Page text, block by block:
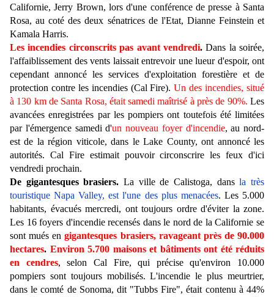
Californie, Jerry Brown, lors d'une conférence de presse à Santa
Rosa, au coté des deux sénatrices de l'Etat, Dianne Feinstein et
Kamala Harris.
Les incendies circonscrits pas avant vendredi.Dans la soirée,
l'affaiblissement des vents laissait entrevoir une lueur d'espoir, ont
cependant annoncé les services d'exploitation forestière et de
protection contre les incendies (Cal Fire).Un des incendies, situé
à 130 km de Santa Rosa, était samedi maîtrisé à près de 90%. Les
avancées enregistrées par les pompiers ont toutefois été limitées
par l'émergence samedi d'un nouveau foyer d'incendie, au nord-
est de la région viticole, dans le Lake County, ont annoncé les
autorités. Cal Fire estimait pouvoir circonscrire les feux d'ici
vendredi prochain.
De gigantesques brasiers. La ville de Calistoga, dansla très
touristique Napa Valley, est l'une des plus menacées. Les 5.000
habitants, évacués mercredi, ont toujours ordre d'éviter la zone.
Les 16 foyers d'incendie recensés dans le nord de la Californie se
sont mués engigantesques brasiers, ravageant près de 90.000
hectares. Environ 5.700 maisons et bâtiments ont été réduits
en cendres, selon Cal Fire, qui précise qu'environ 10.000
pompiers sont toujours mobilisés. L'incendie le plus meurtrier,
dans le comté de Sonoma, dit "Tubbs Fire", était contenu à 44%